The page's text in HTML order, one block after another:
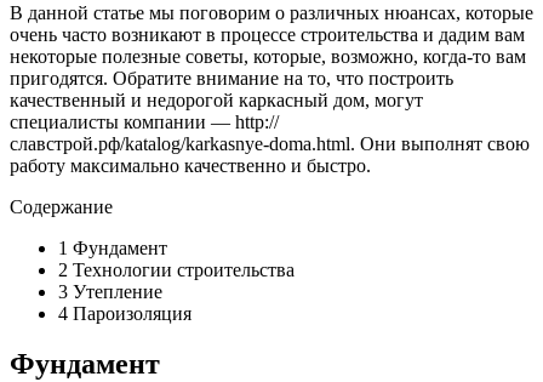
В данной статье мы поговорим о различных нюансах, которые
очень часто возникают в процессе строительства и дадим вам
некоторые полезные советы, которые, возможно, когда-то вам
пригодятся. Обратите внимание на то, что построить
качественный и недорогой каркасный дом, могут
специалисты компании — http://
славстрой.рф/katalog/karkasnye-doma.html. Они выполнят свою
работу максимально качественно и быстро.
Содержание
1 Фундамент
2 Технологии строительства
3 Утепление
4 Пароизоляция
Фундамент